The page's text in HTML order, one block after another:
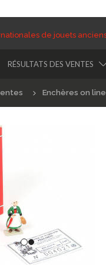
RÉSULTATS DES VENTES
Enchères on line